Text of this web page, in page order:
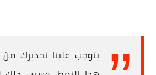
يتوجب علينا تحذيرك